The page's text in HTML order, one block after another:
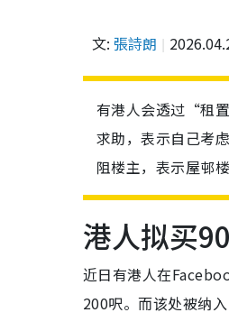
文: 張詩朗
有港人会透过“租
求助，表示自己考
阻楼主，表示屋邨
港人拟买
近日有港人在
200呎。而该处被纳